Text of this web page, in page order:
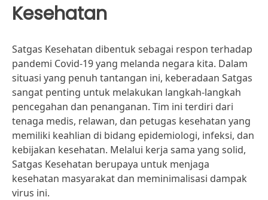
Kesehatan
Satgas Kesehatan dibentuk sebagai respon terhadap
pandemi Covid-19 yang melanda negara kita. Dalam
situasi yang penuh tantangan ini, keberadaan Satgas
sangat penting untuk melakukan langkah-langkah
pencegahan dan penanganan. Tim ini terdiri dari
tenaga medis, relawan, dan petugas kesehatan yang
memiliki keahlian di bidang epidemiologi, infeksi, dan
kebijakan kesehatan. Melalui kerja sama yang solid,
Satgas Kesehatan berupaya untuk menjaga
kesehatan masyarakat dan meminimalisasi dampak
virus ini.